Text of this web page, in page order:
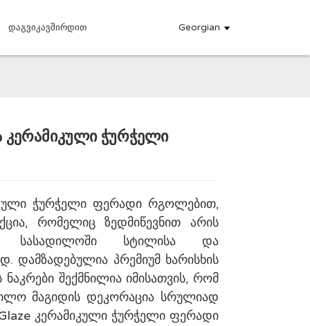
Დაგვიკავშირდით Georgian
ჭურჭელი
ჭურჭელი ფერადი რგოლებით,
რომელიც ზედმიწევნით არის
სასადილოში სტილისა და
დამზადებულია პრემიუმ ხარისხის
ნაკრები შექმნილია იმისათვის, რომ
მაგიდის დეკორაცია სრულიად
კერამიკული ჭურჭელი ფერადი